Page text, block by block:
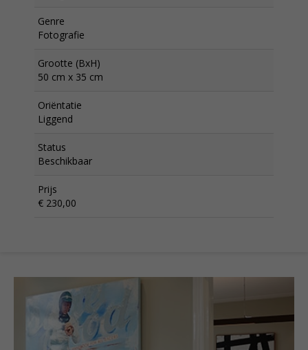
Genre
Fotografie
Grootte (BxH)
50 cm x 35 cm
Oriëntatie
Liggend
Status
Beschikbaar
Prijs
€ 230,00